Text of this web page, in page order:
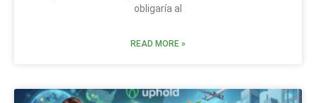
obligaría al
READ MORE »